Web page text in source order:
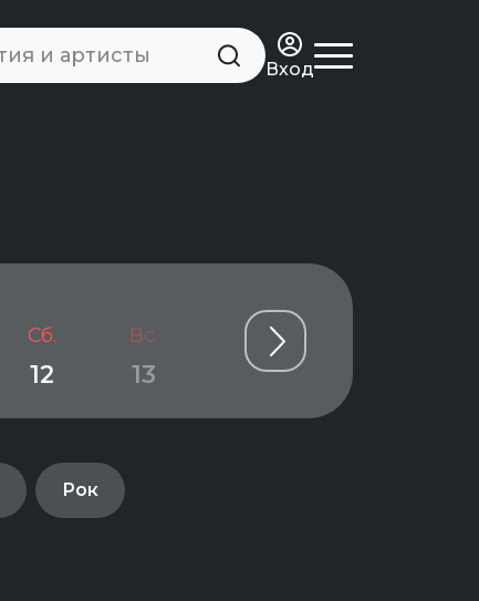
Вход
Сб.
12
Вс.
13
Пн.
14 15
Рок